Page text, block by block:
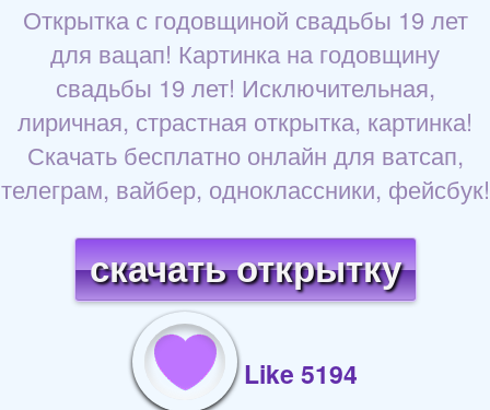
Открытка с годовщиной свадьбы 19 лет
для вацап! Картинка на годовщину
свадьбы 19 лет! Исключительная,
лиричная, страстная открытка, картинка!
Скачать бесплатно онлайн для ватсап,
телеграм, вайбер, одноклассники, фейсбук!
скачать открытку
Like 5194